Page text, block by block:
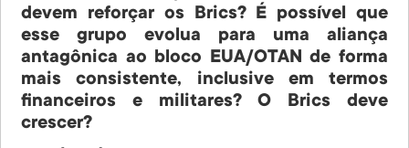
devem reforçar os Brics? É possível que
esse grupo evolua para uma aliança
antagônica ao bloco EUA/OTAN de forma
mais consistente, inclusive em termos
financeiros e militares? O Brics deve
crescer?